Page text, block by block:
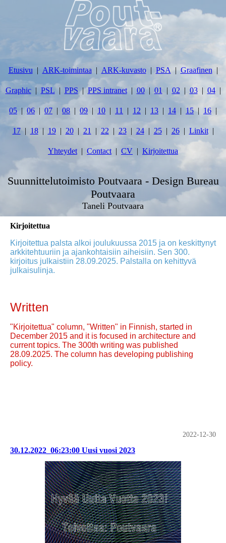
Etusivu ARK-toimintaa ARK-kuvasto PSA Graafinen
Graphic PSL PPS PPS intranet 00 01 02 03 04
05 06 07 08 09 10 11 12 13 14 15 16
17 18 19 20 21 22 23 24 25 26 Linkit
Yhteydet Contact CV Kirjoitettua
Suunnittelutoimisto Poutvaara - Design Bureau
Poutvaara
Taneli Poutvaara
Kirjoitettua
Kirjoitettua palsta alkoi joulukuussa 2015 ja on keskittynyt
arkkitehtuuriin ja ajankohtaisiin aiheisiin. Sen 300.
kirjoitus julkaistiin 28.09.2025. Palstalla on kehittyvä
julkaisulinja.
Written
"Kirjoitettua" column, "Written" in Finnish, started in
December 2015 and it is focused in architecture and
current topics. The 300th writing was published
28.09.2025. The column has developing publishing
policy.
2022-12-30
30.12.2022_06:23:00 Uusi vuosi 2023